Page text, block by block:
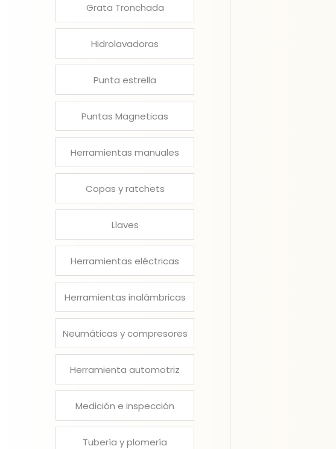
Grata Tronchada
Hidrolavadoras
Punta estrella
Puntas Magneticas
Herramientas manuales
Copas y ratchets
Llaves
Herramientas eléctricas
Herramientas inalámbricas
Neumáticas y compresores
Herramienta automotriz
Medición e inspección
Tubería y plomería